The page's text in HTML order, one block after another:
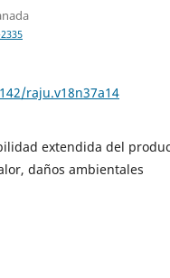
raju.v18n37a14
extendida del
daños ambientales